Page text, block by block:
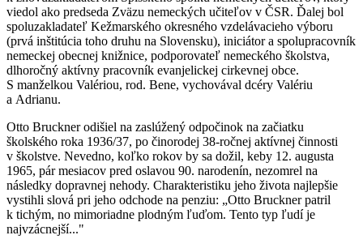
viedol ako predseda Zväzu nemeckých učiteľov v ČSR. Ďalej bol
spoluzakladateľ Kežmarského okresného vzdelávacieho výboru
(prvá inštitúcia toho druhu na Slovensku), iniciátor a spolupracovník
nemeckej obecnej knižnice, podporovateľ nemeckého školstva,
dlhoročný aktívny pracovník evanjelickej cirkevnej obce.
S manželkou Valériou, rod. Bene, vychovával dcéry Valériu
a Adrianu.
Otto Bruckner odišiel na zaslúžený odpočinok na začiatku
školského roka 1936/37, po činorodej 38-ročnej aktívnej činnosti
v školstve. Nevedno, koľko rokov by sa dožil, keby 12. augusta
1965, pár mesiacov pred oslavou 90. narodenín, nezomrel na
následky dopravnej nehody. Charakteristiku jeho života najlepšie
vystihli slová pri jeho odchode na penziu: „Otto Bruckner patril
k tichým, no mimoriadne plodným ľuďom. Tento typ ľudí je
najvzácnejší..."